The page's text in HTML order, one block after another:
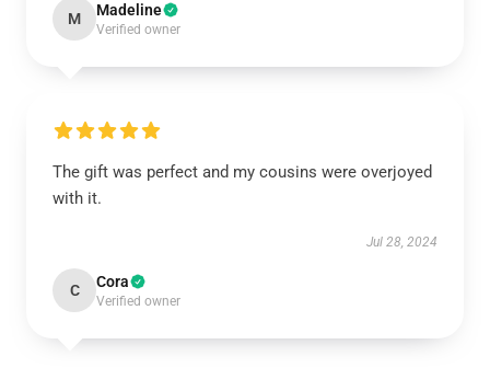
M Madeline
Verified owner
The gift was perfect and my cousins were overjoyed
with it.
Jul 28, 2024
C Cora
Verified owner